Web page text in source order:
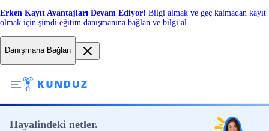
Erken Kayıt Avantajları Devam Ediyor! Bilgi almak ve geç kalmadan kayıt
olmak için şimdi eğitim danışmanına bağlan ve bilgi al.
Danışmana Bağlan
Hayalindeki netler.